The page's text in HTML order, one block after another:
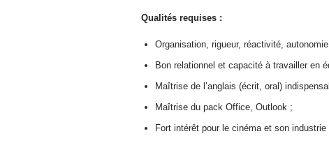
Qualités requises :
Organisation, rigueur, réactivité,
Bon relationnel et capacité à travailler en
Maîtrise de l’anglais (écrit, oral)
Maîtrise du pack Office, Outlook ;
Fort intérêt pour le cinéma et son industrie